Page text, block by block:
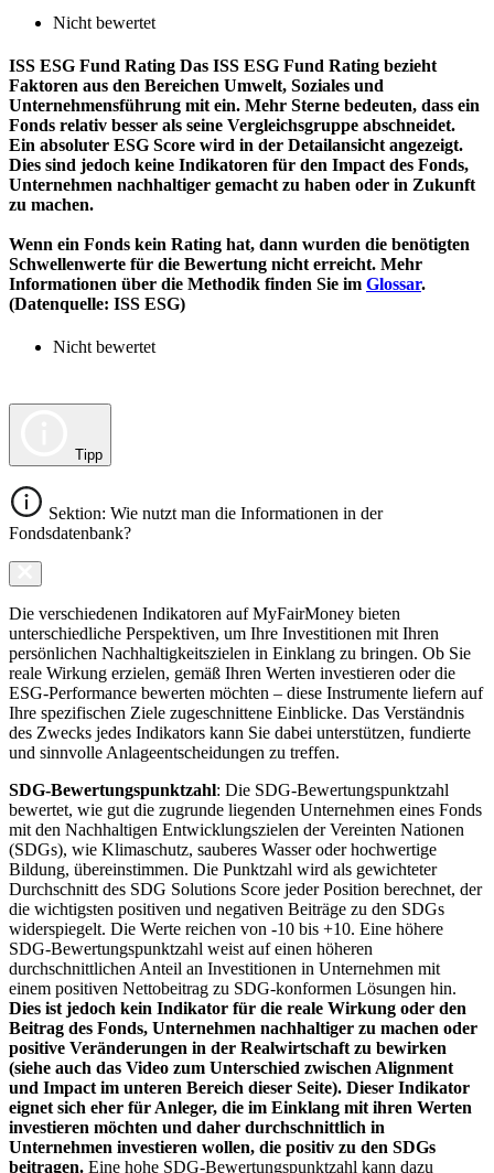
Nicht bewertet
ISS ESG Fund Rating Das ISS ESG Fund Rating bezieht
Faktoren aus den Bereichen Umwelt, Soziales und
Unternehmensführung mit ein. Mehr Sterne bedeuten, dass ein
Fonds relativ besser als seine Vergleichsgruppe abschneidet.
Ein absoluter ESG Score wird in der Detailansicht angezeigt.
Dies sind jedoch keine Indikatoren für den Impact des Fonds,
Unternehmen nachhaltiger gemacht zu haben oder in Zukunft
zu machen.
Wenn ein Fonds kein Rating hat, dann wurden die benötigten
Schwellenwerte für die Bewertung nicht erreicht. Mehr
Informationen über die Methodik finden Sie im Glossar.
(Datenquelle: ISS ESG)
Nicht bewertet
Tipp
Sektion: Wie nutzt man die Informationen in der
Fondsdatenbank?
Die verschiedenen Indikatoren auf MyFairMoney bieten
unterschiedliche Perspektiven, um Ihre Investitionen mit Ihren
persönlichen Nachhaltigkeitszielen in Einklang zu bringen. Ob Sie
reale Wirkung erzielen, gemäß Ihren Werten investieren oder die
ESG-Performance bewerten möchten – diese Instrumente liefern auf
Ihre spezifischen Ziele zugeschnittene Einblicke. Das Verständnis
des Zwecks jedes Indikators kann Sie dabei unterstützen, fundierte
und sinnvolle Anlageentscheidungen zu treffen.
SDG-Bewertungspunktzahl: Die SDG-Bewertungspunktzahl
bewertet, wie gut die zugrunde liegenden Unternehmen eines Fonds
mit den Nachhaltigen Entwicklungszielen der Vereinten Nationen
(SDGs), wie Klimaschutz, sauberes Wasser oder hochwertige
Bildung, übereinstimmen. Die Punktzahl wird als gewichteter
Durchschnitt des SDG Solutions Score jeder Position berechnet, der
die wichtigsten positiven und negativen Beiträge zu den SDGs
widerspiegelt. Die Werte reichen von -10 bis +10. Eine höhere
SDG-Bewertungspunktzahl weist auf einen höheren
durchschnittlichen Anteil an Investitionen in Unternehmen mit
einem positiven Nettobeitrag zu SDG-konformen Lösungen hin.
Dies ist jedoch kein Indikator für die reale Wirkung oder den
Beitrag des Fonds, Unternehmen nachhaltiger zu machen oder
positive Veränderungen in der Realwirtschaft zu bewirken
(siehe auch das Video zum Unterschied zwischen Alignment
und Impact im unteren Bereich dieser Seite). Dieser Indikator
eignet sich eher für Anleger, die im Einklang mit ihren Werten
investieren möchten und daher durchschnittlich in
Unternehmen investieren wollen, die positiv zu den SDGs
beitragen. Eine hohe SDG-Bewertungspunktzahl kann dazu